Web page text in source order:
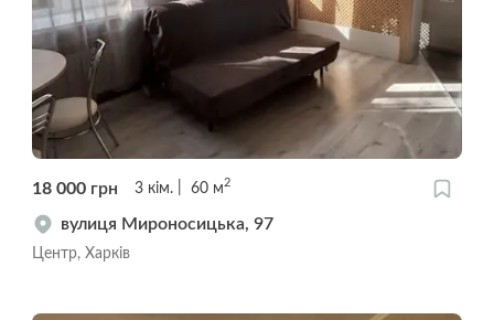
18 000 грн 3 кім. 60 м2
вулиця Мироносицька, 97
Центр, Харків